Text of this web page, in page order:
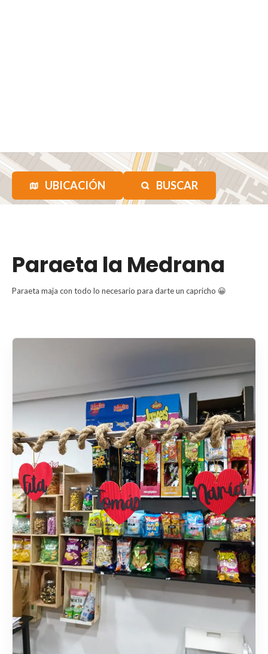
UBICACIÓN BUSCAR
Paraeta la Medrana
Paraeta maja con todo lo necesario para darte un capricho 😀